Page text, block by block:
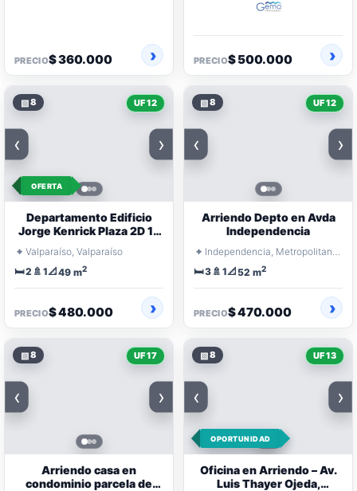
PRECIO$ 360.000 PRECIO$ 500.000
▧8 UF 12
OFERTA
‹ ›
Departamento Edificio
Jorge Kenrick Plaza 2D 1B
estacionamiento techado
⌖ Valparaíso, Valparaíso
🛏️2 🚿 1📐49 m2
PRECIO$ 480.000
▧8 UF 12
‹ ›
Arriendo Depto en Avda
Independencia
⌖
Independencia, Metropolitana Santiago
🛏️3 🚿 1📐52 m2
PRECIO$ 470.000
▧8 UF 17
‹ ›
Arriendo casa en
condominio parcela de
▧8 UF 13
OPORTUNIDAD
‹ ›
Oficina en Arriendo – Av.
Luis Thayer Ojeda,